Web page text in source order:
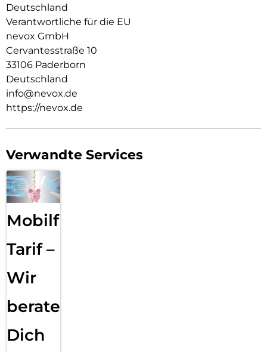
Deutschland
Verantwortliche für die EU
nevox GmbH
Cervantesstraße 10
33106 Paderborn
Deutschland
info@nevox.de
https://nevox.de
Verwandte Services
Mobilfunk
Tarif –
Wir
beraten
Dich